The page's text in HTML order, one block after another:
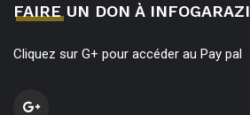
FAIRE UN DON À INFOGARAZI
Cliquez sur G+ pour accéder au Pay pal